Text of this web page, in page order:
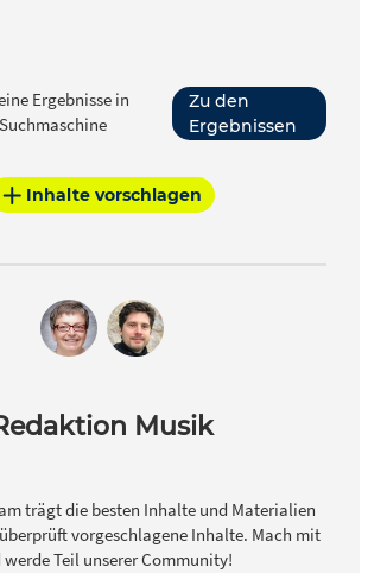
Ergebnisse in
Zu den
Ergebnissen
Inhalte vorschlagen
Musik
trägt die besten Inhalte und Materialien
vorgeschlagene Inhalte. Mach mit
werde Teil unserer Community!